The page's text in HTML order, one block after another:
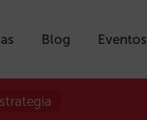
Blog Eventos